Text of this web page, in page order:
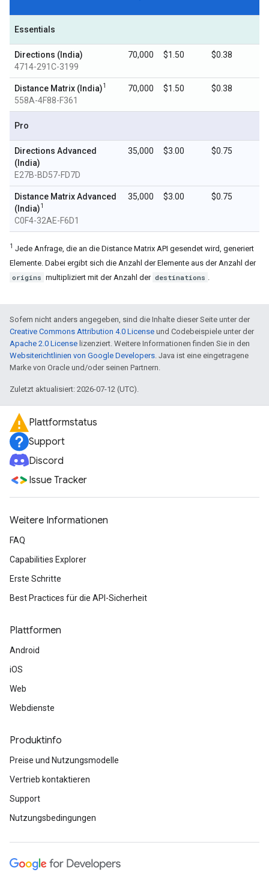
Essentials
Directions (India)
4714-291C-3199
70,000 $1.50 $0.38
Distance Matrix (India)1
558A-4F88-F361
70,000 $1.50 $0.38
Pro
Directions Advanced
(India)
E27B-BD57-FD7D
35,000 $3.00 $0.75
Distance Matrix Advanced
(India)1
C0F4-32AE-F6D1
35,000 $3.00 $0.75
1 Jede Anfrage, die an die Distance Matrix API gesendet wird, generiert
Elemente. Dabei ergibt sich die Anzahl der Elemente aus der Anzahl der
origins multipliziert mit der Anzahl der destinations .
Sofern nicht anders angegeben, sind die Inhalte dieser Seite unter der
Creative Commons Attribution 4.0 License und Codebeispiele unter der
Apache 2.0 License lizenziert. Weitere Informationen finden Sie in den
Websiterichtlinien von Google Developers. Java ist eine eingetragene
Marke von Oracle und/oder seinen Partnern.
Zuletzt aktualisiert: 2026-07-12 (UTC).
Plattformstatus
Support
Discord
Issue Tracker
Weitere Informationen
FAQ
Capabilities Explorer
Erste Schritte
Best Practices für die API-Sicherheit
Plattformen
Android
iOS
Web
Webdienste
Produktinfo
Preise und Nutzungsmodelle
Vertrieb kontaktieren
Support
Nutzungsbedingungen